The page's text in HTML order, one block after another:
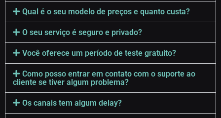
Qual é o seu modelo de preços e quanto custa?
O seu serviço é seguro e privado?
Você oferece um período de teste gratuito?
Como posso entrar em contato com o suporte ao
cliente se tiver algum problema?
Os canais tem algum delay?